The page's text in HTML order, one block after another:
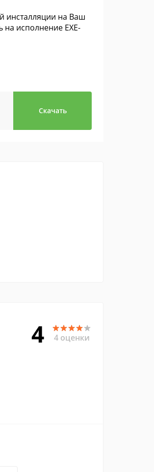
инсталляции на Ваш
на исполнение ЕХЕ-
Скачать
4 4 оценки